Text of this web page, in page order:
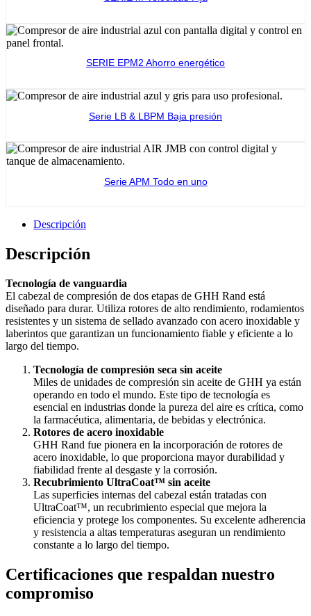
SERIE EPM2 Ahorro energético
Serie LB & LBPM Baja presión
Serie APM Todo en uno
Descripción
Descripción
Tecnología de vanguardia
El cabezal de compresión de dos etapas de GHH Rand está
diseñado para durar. Utiliza rotores de alto rendimiento, rodamientos
resistentes y un sistema de sellado avanzado con acero inoxidable y
laberintos que garantizan un funcionamiento fiable y eficiente a lo
largo del tiempo.
Tecnología de compresión seca sin aceite
Miles de unidades de compresión sin aceite de GHH ya están
operando en todo el mundo. Este tipo de tecnología es
esencial en industrias donde la pureza del aire es crítica, como
la farmacéutica, alimentaria, de bebidas y electrónica.
Rotores de acero inoxidable
GHH Rand fue pionera en la incorporación de rotores de
acero inoxidable, lo que proporciona mayor durabilidad y
fiabilidad frente al desgaste y la corrosión.
Recubrimiento UltraCoat™ sin aceite
Las superficies internas del cabezal están tratadas con
UltraCoat™, un recubrimiento especial que mejora la
eficiencia y protege los componentes. Su excelente adherencia
y resistencia a altas temperaturas aseguran un rendimiento
constante a lo largo del tiempo.
Certificaciones que respaldan nuestro
compromiso